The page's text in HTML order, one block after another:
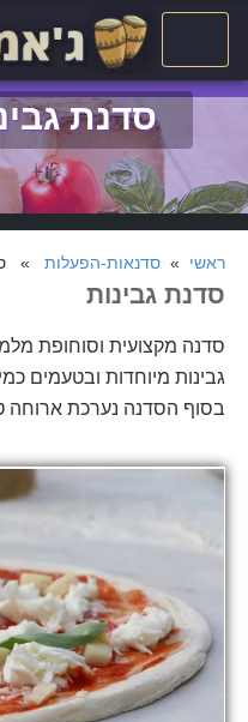
סדנת
ראשי »סדנאות-הפעלות »
סדנת גבינות
סדנה מקצועית וסוחופת
גבינות מיוחדות ובטעמים
בסוף הסדנה נערכת ארוחה